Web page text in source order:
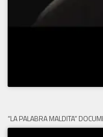
“LA PALABRA MALDITA”